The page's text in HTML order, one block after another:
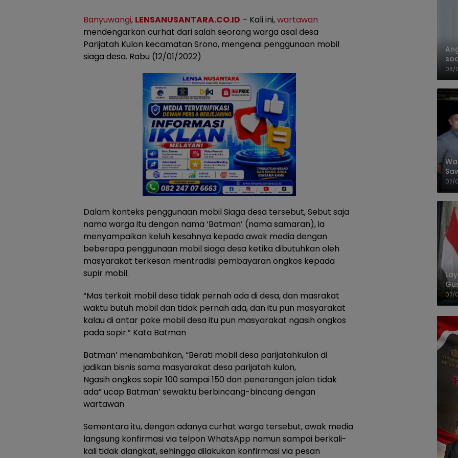
Banyuwangi, LENSANUSANTARA.CO.ID – Kali ini,wartawan
mendengarkan curhat dari salah seorang warga asal desa
Parijatah Kulon kecamatan Srono, mengenai penggunaan mobil
siaga desa. Rabu (12/01/2022)
Dalam konteks penggunaan mobil Siaga desa tersebut, Sebut saja
nama warga itu dengan nama ‘Batman’ (nama samaran), ia
menyampaikan keluh kesahnya kepada awak media dengan
beberapa penggunaan mobil siaga desa ketika dibutuhkan oleh
masyarakat terkesan mentradisi pembayaran ongkos kepada
supir mobil.
“Mas terkait mobil desa tidak pernah ada di desa, dan masrakat
waktu butuh mobil dan tidak pernah ada, dan itu pun masyarakat
kalau di antar pake mobil desa itu pun masyarakat ngasih ongkos
pada sopir.” Kata Batman
Batman’ menambahkan, “Berati mobil desa parijatahkulon di
jadikan bisnis sama masyarakat desa parijatah kulon,
Ngasih ongkos sopir 100 sampai 150 dan penerangan jalan tidak
ada” ucap Batman’ sewaktu berbincang-bincang dengan
wartawan
Sementara itu, dengan adanya curhat warga tersebut, awak media
langsung konfirmasi via telpon WhatsApp namun sampai berkali-
kali tidak diangkat, sehingga dilakukan konfirmasi via pesan
08/
07/
07/